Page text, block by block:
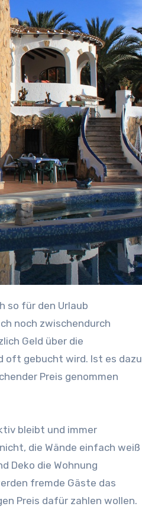
noch zwischendurch
Geld über die
oft gebucht wird. Ist es dazu
Preis genommen
bleibt und immer
die Wände einfach weiß
Deko die Wohnung
fremde Gäste das
Preis dafür zahlen wollen.